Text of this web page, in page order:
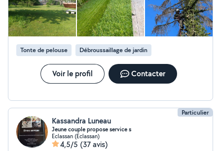
Tonte de pelouse Débroussaillage de jardin
Voir le profil Contacter
Particulier
Kassandra Luneau
Jeune couple propose service s
Eclassan (Eclassan)
4,5/5 (37 avis)